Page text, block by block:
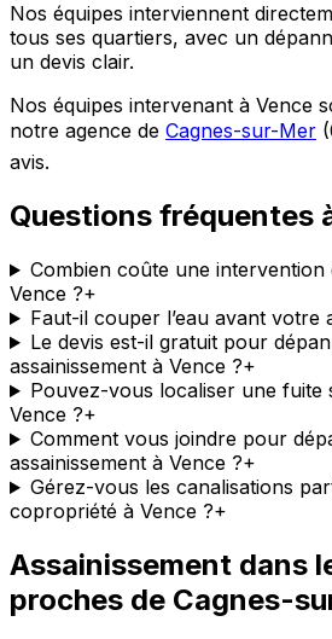
Nos équipes interviennent
tous ses quartiers, avec un
un devis clair.
Nos équipes intervenant à Vence
notre agence de Cagnes-sur-Mer
avis.
Questions fréquentes
Combien coûte une intervention
Vence ?+
Faut-il couper l’eau avant votre
Le devis est-il gratuit pour
assainissement à Vence ?+
Pouvez-vous localiser une fuite
Vence ?+
Comment vous joindre pour
assainissement à Vence ?+
Gérez-vous les canalisations
copropriété à Vence ?+
Assainissement dans
proches de Cagnes-